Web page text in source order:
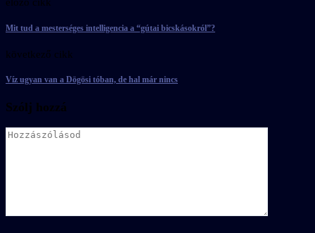
Mit tud a mesterséges intelligencia a “gútai bicskásokról”?
következő cikk
Víz ugyan van a Dögösi tóban, de hal már nincs
Szólj hozzá